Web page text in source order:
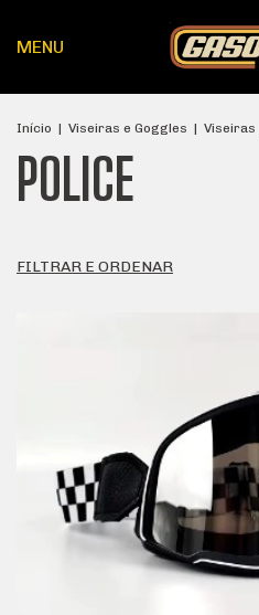
MENU
Início | Viseiras e Goggles | Viseiras
POLICE
FILTRAR E ORDENAR